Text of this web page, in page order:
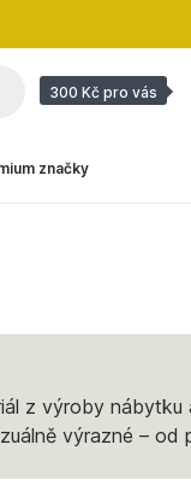
300 Kč pro vás
značky
z výroby
výrazné –